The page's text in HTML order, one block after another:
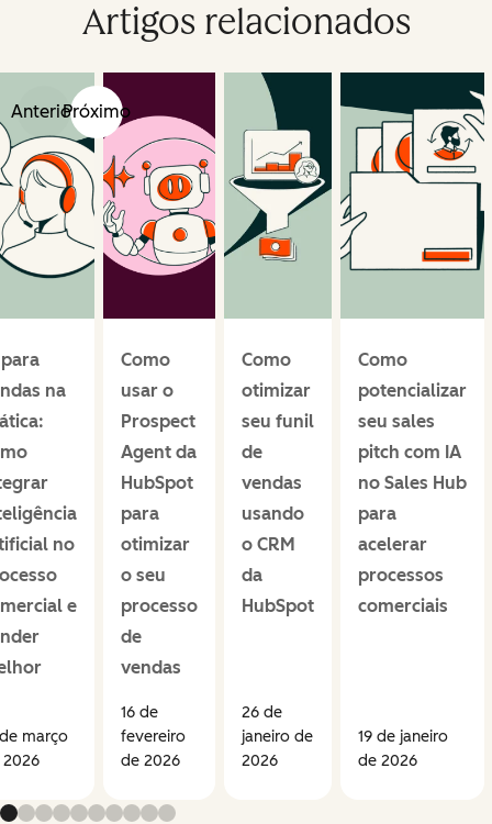
Artigos relacionados
AnteriorPróximo
na
no
e
março
Como
usar o
Prospect
Agent da
HubSpot
para
otimizar
o seu
processo
de
vendas
16 de
fevereiro
de 2026
Como
otimizar
seu funil
de
vendas
usando
o CRM
da
HubSpot
26 de
janeiro de
2026
Como
potencializar
seu sales
pitch com IA
no Sales Hub
para
acelerar
processos
comerciais
19 de janeiro
de 2026